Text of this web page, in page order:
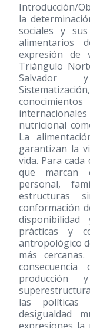
Introducción/
la
sociales y
alimentarios
expresión de
Triángulo
Salvador
nutricional
La
garantizan la
vida. Para
que marcan
personal,
estructuras
conformación
prácticas y
antropológico
más
las políticas
desigualdad